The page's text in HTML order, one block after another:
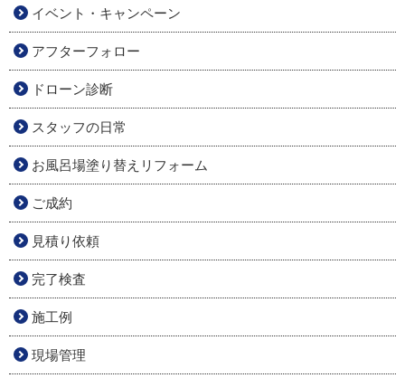
イベント・キャンペーン
アフターフォロー
ドローン診断
スタッフの日常
お風呂場塗り替えリフォーム
ご成約
見積り依頼
完了検査
施工例
現場管理